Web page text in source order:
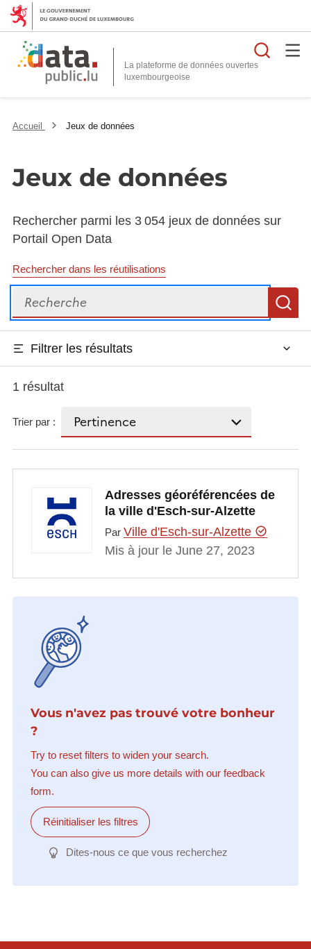
La plateforme de données ouvertes
Accueil Jeux de données
Jeux de données
Rechercher parmi les 3 054 jeux de données sur
Portail Open Data
Rechercher dans les réutilisations
Recherche
Filtrer les résultats
1 résultat
Trier par :
Adresses géoréférencées de
la ville d'Esch-sur-Alzette
Par Ville d'Esch-sur-Alzette
Mis à jour le June 27, 2023
Vous n'avez pas trouvé votre bonheur
?
Try to reset filters to widen your search.
You can also give us more details with our feedback
form.
Réinitialiser les filtres
Dites-nous ce que vous recherchez